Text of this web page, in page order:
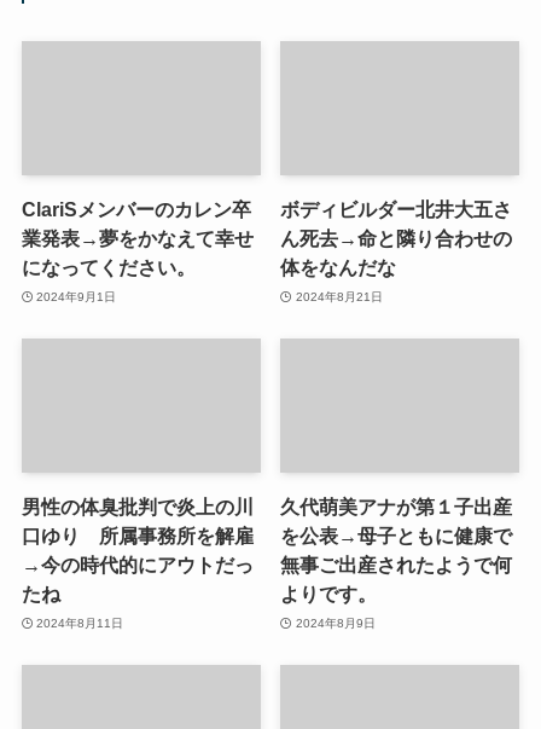
ClariSメンバーのカレン卒
業発表→夢をかなえて幸せ
になってください。
2024年9月1日
ボディビルダー北井大五さ
ん死去→命と隣り合わせの
体をなんだな
2024年8月21日
男性の体臭批判で炎上の川
口ゆり 所属事務所を解雇
→今の時代的にアウトだっ
たね
2024年8月11日
久代萌美アナが第１子出産
を公表→母子ともに健康で
無事ご出産されたようで何
よりです。
2024年8月9日